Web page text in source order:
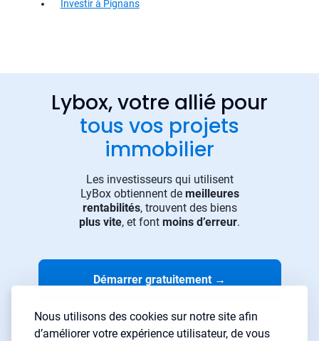
Nous utilisons des cookies sur notre site afin
d’améliorer votre expérience utilisateur, de vous
Investir à Pignans
Lybox, votre allié pour
tous vos projets
immobilier
Les investisseurs qui utilisent
LyBox obtiennent de meilleures
rentabilités, trouvent des biens
plus vite, et font moins d’erreur.
Démarrer gratuitement →
Essai gratuit 7 jours
Aucune carte requise